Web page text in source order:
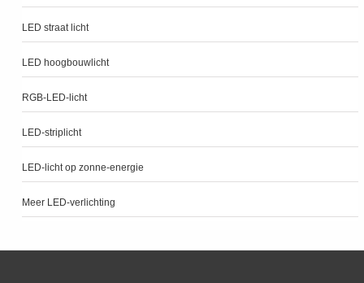
LED straat licht
LED hoogbouwlicht
RGB-LED-licht
LED-striplicht
LED-licht op zonne-energie
Meer LED-verlichting